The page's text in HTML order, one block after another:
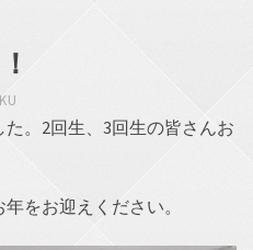
。2回生、3回生の皆さんお
をお迎えください。